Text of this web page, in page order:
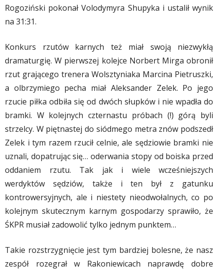
Rogoziński pokonał Volodymyra Shupyka i ustalił wynik
na 31:31.
Konkurs rzutów karnych też miał swoją niezwykłą
dramaturgię. W pierwszej kolejce Norbert Mirga obronił
rzut grającego trenera Wolsztyniaka Marcina Pietruszki,
a olbrzymiego pecha miał Aleksander Zelek. Po jego
rzucie piłka odbiła się od dwóch słupków i nie wpadła do
bramki. W kolejnych czternastu próbach (!) górą byli
strzelcy. W piętnastej do siódmego metra znów podszedł
Zelek i tym razem rzucił celnie, ale sędziowie bramki nie
uznali, dopatrując się… oderwania stopy od boiska przed
oddaniem rzutu. Tak jak i wiele wcześniejszych
werdyktów sędziów, także i ten był z gatunku
kontrowersyjnych, ale i niestety nieodwołalnych, co po
kolejnym skutecznym karnym gospodarzy sprawiło, że
ŚKPR musiał zadowolić tylko jednym punktem…
Takie rozstrzygnięcie jest tym bardziej bolesne, że nasz
zespół rozegrał w Rakoniewicach naprawdę dobre